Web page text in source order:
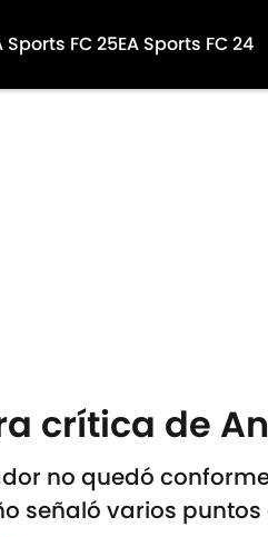
Sports FC 25EA Sports FC 24
crítica de
no quedó
señaló varios